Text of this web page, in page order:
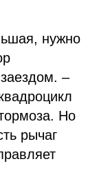
нужно
–
Но
рычаг